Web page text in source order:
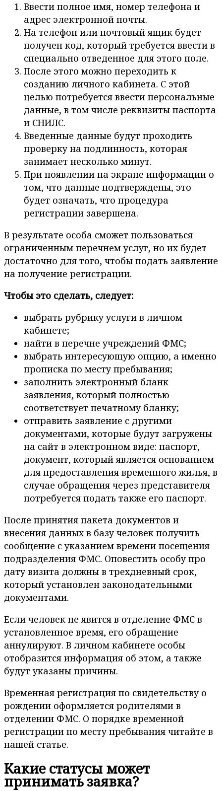
Ввести полное имя, номер телефона и
адрес электронной почты.
На телефон или почтовый ящик будет
получен код, который требуется ввести в
специально отведенное для этого поле.
После этого можно переходить к
созданию личного кабинета. С этой
целью потребуется ввести персональные
данные, в том числе реквизиты паспорта
и СНИЛС.
Введенные данные будут проходить
проверку на подлинность, которая
занимает несколько минут.
При появлении на экране информации о
том, что данные подтверждены, это
будет означать, что процедура
регистрации завершена.
В результате особа сможет пользоваться
ограниченным перечнем услуг, но их будет
достаточно для того, чтобы подать заявление
на получение регистрации.
Чтобы это сделать, следует:
выбрать рубрику услуги в личном
кабинете;
найти в перечне учреждений ФМС;
выбрать интересующую опцию, а именно
прописка по месту пребывания;
заполнить электронный бланк
заявления, который полностью
соответствует печатному бланку;
отправить заявление с другими
документами, которые будут загружены
на сайт в электронном виде: паспорт,
документ, который является основанием
для предоставления временного жилья, в
случае обращения через представителя
потребуется подать также его паспорт.
После принятия пакета документов и
внесения данных в базу человек получить
сообщение с указанием времени посещения
подразделения ФМС. Оповестить особу про
дату визита должны в трехдневный срок,
который установлен законодательными
документами.
Если человек не явится в отделение ФМС в
установленное время, его обращение
аннулируют. В личном кабинете особы
отобразится информация об этом, а также
будут указаны причины.
Временная регистрация по свидетельству о
рождении оформляется родителями в
отделении ФМС. О порядке временной
регистрации по месту пребывания читайте в
нашей статье.
Какие статусы может
принимать заявка?